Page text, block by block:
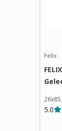
Felix
5.0